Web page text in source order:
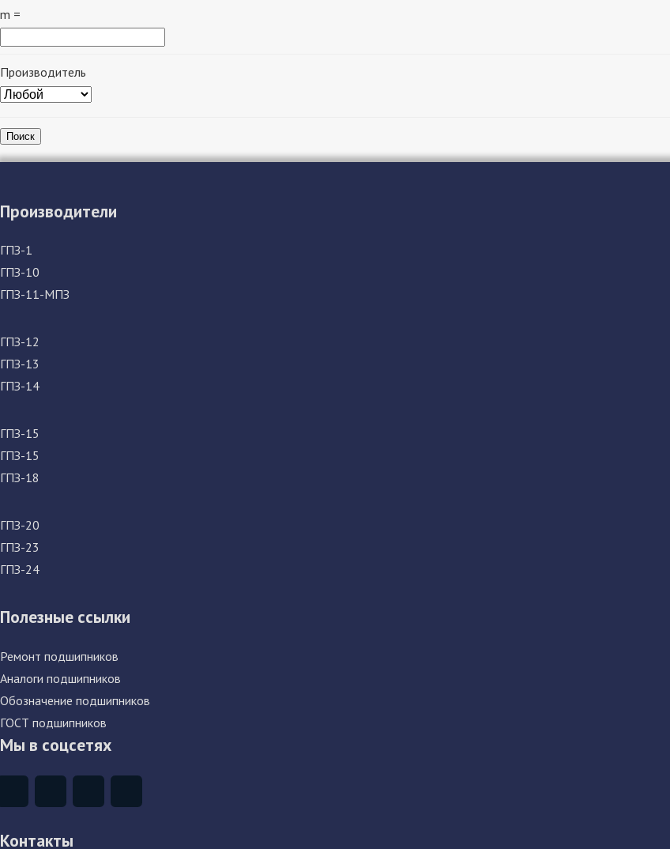
m =
Производитель
Поиск
Производители
ГПЗ-1
ГПЗ-10
ГПЗ-11-МПЗ
ГПЗ-12
ГПЗ-13
ГПЗ-14
ГПЗ-15
ГПЗ-15
ГПЗ-18
ГПЗ-20
ГПЗ-23
ГПЗ-24
Полезные ссылки
Ремонт подшипников
Аналоги подшипников
Обозначение подшипников
ГОСТ подшипников
Мы в соцсетях
Контакты